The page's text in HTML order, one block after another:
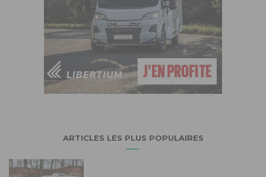
ARTICLES LES PLUS POPULAIRES